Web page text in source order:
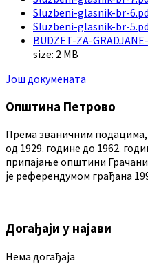
Sluzbeni-glasnik-br-
Sluzbeni-glasnik-br-
BUDZET-ZA-
size: 2 MB
Још докумената
Општина Петрово
Према званичним
од 1929. године до 1962.
припајање општини
је референдумом грађана
Догађаји у најави
Нема догађаја